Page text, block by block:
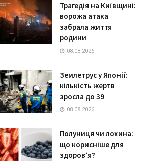
Трагедія на Київщині:
ворожа атака
забрала життя
родини
08.08.2026
Землетрус у Японії:
кількість жертв
зросла до 39
08.08.2026
Полуниця чи лохина:
що корисніше для
здоров’я?